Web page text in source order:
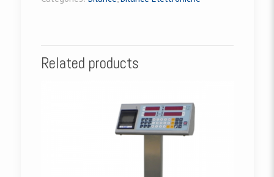
Related products